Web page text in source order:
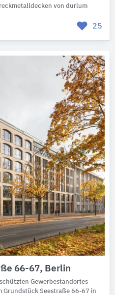
von durlum
25
66-67, Berlin
Gewerbestandortes
Grundstück Seestraße 66-67 in